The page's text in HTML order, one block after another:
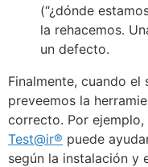
(“¿dónde
la rehacemos.
un defecto.
Finalmente, cuando
preveemos la
correcto. Por ejemplo,
Test@ir® puede
según la instalación y